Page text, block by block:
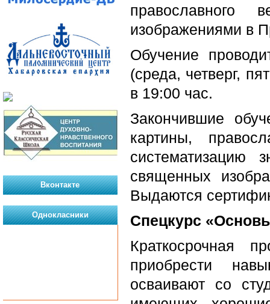
православного
изображениями в
Обучение
(среда, четверг,
в 19:00 час.
Закончившие
картины,
систематизацию
священных
Выдаются
Спецкурс
Краткосрочная
приобрести
осваивают со
Вконтакте
Однокласники